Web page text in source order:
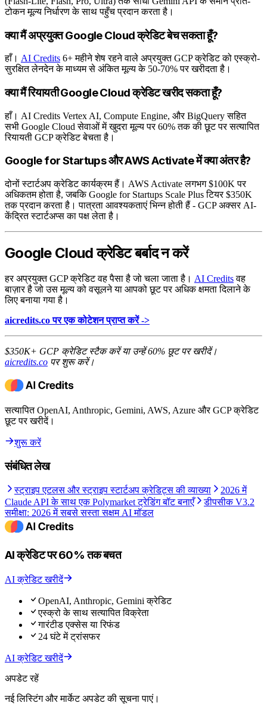
टोकन मूल्य निर्धारण के साथ पहुँच प्रदान करता है।
क्या मैं अप्रयुक्त Google Cloud क्रेडिट बेच सकता हूँ?
हाँ। AI Credits 6+ महीने शेष रहने वाले अप्रयुक्त GCP क्रेडिट को एस्क्रो-
सुरक्षित लेनदेन के माध्यम से अंकित मूल्य के 50-70% पर खरीदता है।
क्या मैं रियायती Google Cloud क्रेडिट खरीद सकता हूँ?
हाँ। AI Credits Vertex AI, Compute Engine, और BigQuery सहित
सभी Google Cloud सेवाओं में खुदरा मूल्य पर 60% तक की छूट पर सत्यापित
रियायती GCP क्रेडिट बेचता है।
Google for Startups और AWS Activate में क्या अंतर है?
दोनों स्टार्टअप क्रेडिट कार्यक्रम हैं। AWS Activate लगभग $100K पर
अधिकतम होता है, जबकि Google for Startups Scale Plus टियर $350K
तक प्रदान करता है। पात्रता आवश्यकताएं भिन्न होती हैं - GCP अक्सर AI-
केंद्रित स्टार्टअप्स का पक्ष लेता है।
Google Cloud क्रेडिट बर्बाद न करें
हर अप्रयुक्त GCP क्रेडिट वह पैसा है जो चला जाता है। AI Creditsवह
बाज़ार है जो उस मूल्य को वसूलने या आपको छूट पर अधिक क्षमता दिलाने के
लिए बनाया गया है।
aicredits.co पर एक कोटेशन प्राप्त करें ->
$350K+ GCP क्रेडिट स्टैक करें या उन्हें 60% छूट पर खरीदें।
aicredits.co पर शुरू करें।
सत्यापित OpenAI, Anthropic, Gemini, AWS, Azure और GCP क्रेडिट
छूट पर खरीदें।
शुरू करें
संबंधित लेख
स्ट्राइप एटलस और स्ट्राइप स्टार्टअप क्रेडिट्स की व्याख्या
2026 में
Claude API के साथ एक Polymarket ट्रेडिंग बॉट बनाएँ
डीपसीक V3.2
समीक्षा: 2026 में सबसे सस्ता सक्षम AI मॉडल
AI क्रेडिट पर 60% तक बचत
AI क्रेडिट खरीदें
OpenAI, Anthropic, Gemini क्रेडिट
एस्क्रो के साथ सत्यापित विक्रेता
गारंटीड एक्सेस या रिफंड
24 घंटे में ट्रांसफर
AI क्रेडिट खरीदें
अपडेट रहें
नई लिस्टिंग और मार्केट अपडेट की सूचना पाएं।